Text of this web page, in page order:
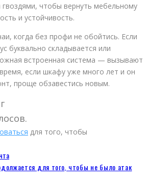
гвоздями, чтобы вернуть мебельному
и устойчивость.
когда без профи не обойтись. Если
буквально складывается или
встроенная система — вызывают
если шкафу уже много лет и он
проще обзавестись новым.
для того, чтобы
для того, чтобы не было атак